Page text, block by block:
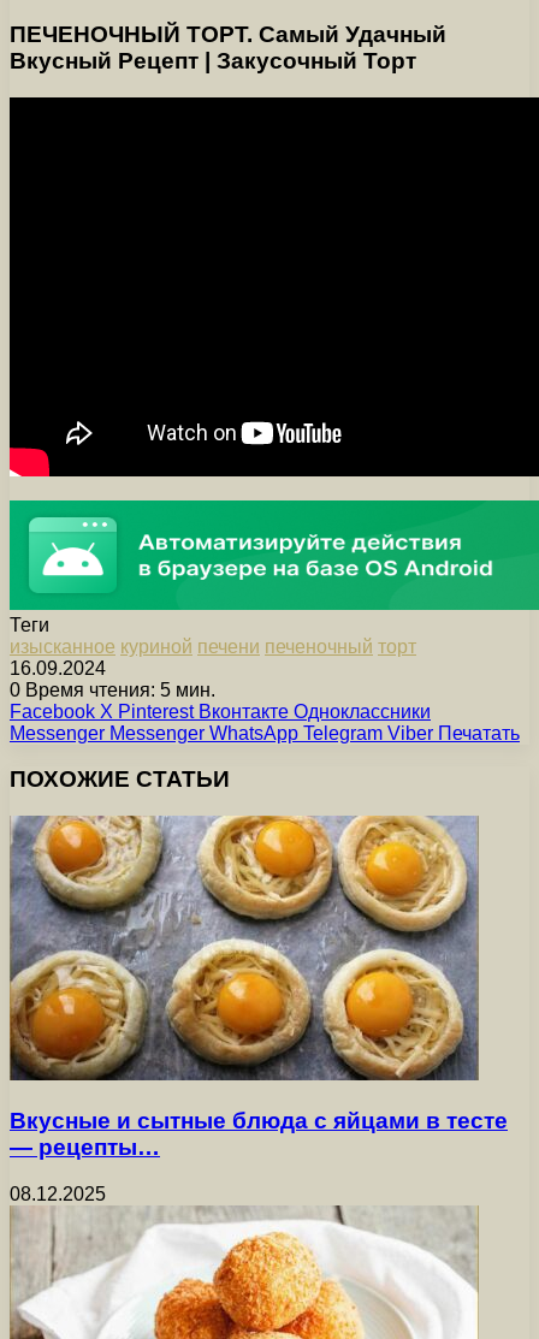
ПЕЧЕНОЧНЫЙ ТОРТ. Самый Удачный
Вкусный Рецепт | Закусочный Торт
Теги
изысканное куриной печени печеночный торт
16.09.2024
0 Время чтения: 5 мин.
Facebook X Pinterest Вконтакте Одноклассники
Messenger Messenger WhatsApp Telegram Viber Печатать
ПОХОЖИЕ СТАТЬИ
Вкусные и сытные блюда с яйцами в тесте
— рецепты…
08.12.2025